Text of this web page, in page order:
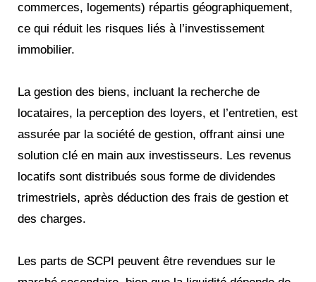
commerces, logements) répartis géographiquement,
ce qui réduit les risques liés à l’investissement
immobilier.
La gestion des biens, incluant la recherche de
locataires, la perception des loyers, et l’entretien, est
assurée par la société de gestion, offrant ainsi une
solution clé en main aux investisseurs. Les revenus
locatifs sont distribués sous forme de dividendes
trimestriels, après déduction des frais de gestion et
des charges.
Les parts de SCPI peuvent être revendues sur le